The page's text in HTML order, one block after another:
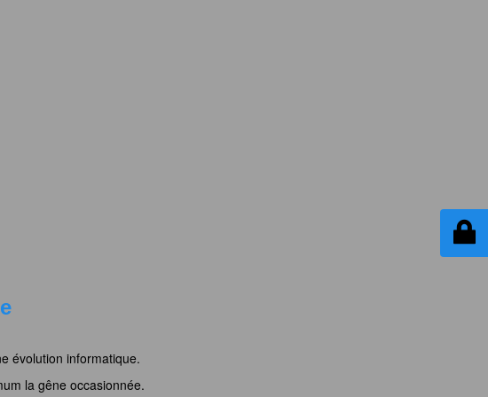
évolution informatique.
la gêne occasionnée.